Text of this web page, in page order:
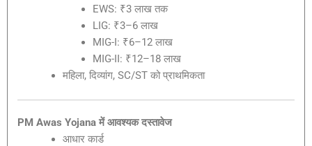
EWS: ₹3 लाख तक
LIG: ₹3–6 लाख
MIG-I: ₹6–12 लाख
MIG-II: ₹12–18 लाख
महिला, दिव्यांग, SC/ST को प्राथमिकता
PM Awas Yojana में आवश्यक दस्तावेज
आधार कार्ड